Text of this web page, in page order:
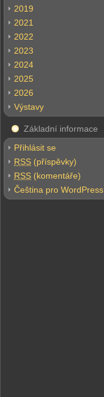
2019
2021
2022
2023
2024
2025
2026
Výstavy
Základní informace
Přihlásit se
RSS (příspěvky)
RSS (komentáře)
Čeština pro WordPress